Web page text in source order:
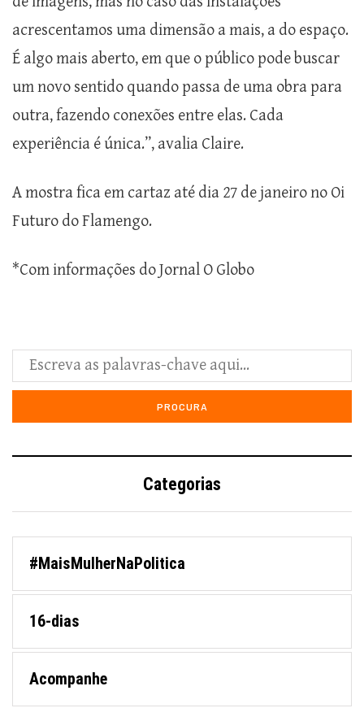
acrescentamos uma dimensão a mais, a do espaço.
É algo mais aberto, em que o público pode buscar
um novo sentido quando passa de uma obra para
outra, fazendo conexões entre elas. Cada
experiência é única.”, avalia Claire.
A mostra fica em cartaz até dia 27 de janeiro no Oi
Futuro do Flamengo.
*Com informações do Jornal O Globo
Categorias
#MaisMulherNaPolitica
16-dias
Acompanhe